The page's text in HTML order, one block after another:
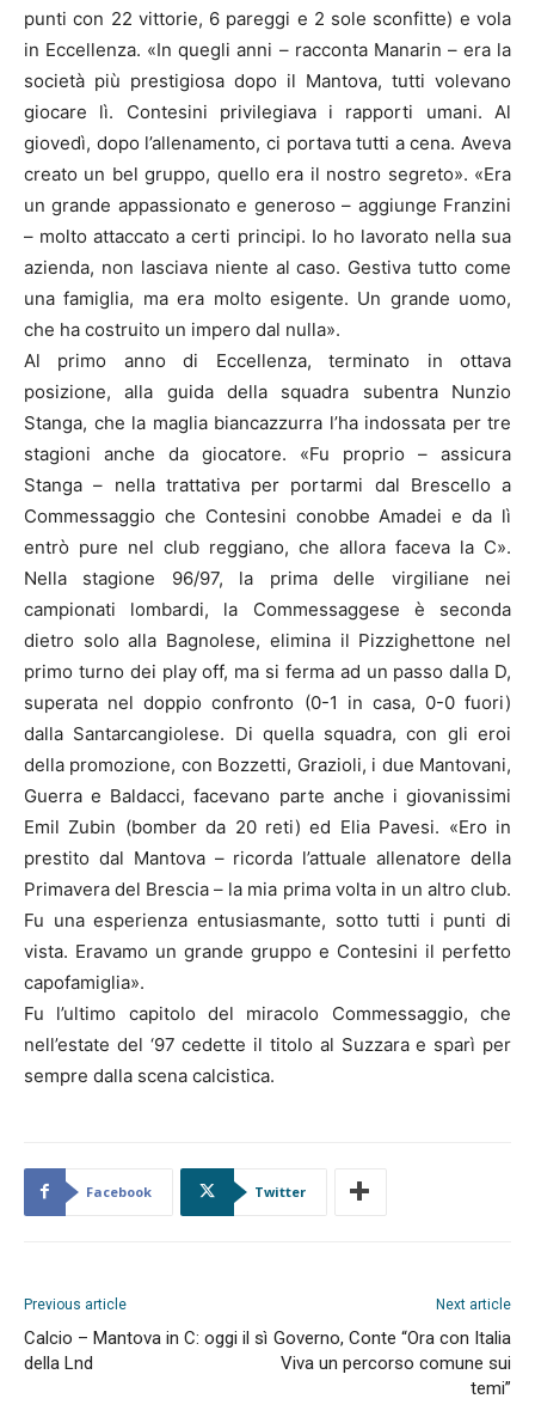
punti con 22 vittorie, 6 pareggi e 2 sole sconfitte) e vola
in Eccellenza. «In quegli anni – racconta Manarin – era la
società più prestigiosa dopo il Mantova, tutti volevano
giocare lì. Contesini privilegiava i rapporti umani. Al
giovedì, dopo l’allenamento, ci portava tutti a cena. Aveva
creato un bel gruppo, quello era il nostro segreto». «Era
un grande appassionato e generoso – aggiunge Franzini
– molto attaccato a certi principi. Io ho lavorato nella sua
azienda, non lasciava niente al caso. Gestiva tutto come
una famiglia, ma era molto esigente. Un grande uomo,
che ha costruito un impero dal nulla».
Al primo anno di Eccellenza, terminato in ottava
posizione, alla guida della squadra subentra Nunzio
Stanga, che la maglia biancazzurra l’ha indossata per tre
stagioni anche da giocatore. «Fu proprio – assicura
Stanga – nella trattativa per portarmi dal Brescello a
Commessaggio che Contesini conobbe Amadei e da lì
entrò pure nel club reggiano, che allora faceva la C».
Nella stagione 96/97, la prima delle virgiliane nei
campionati lombardi, la Commessaggese è seconda
dietro solo alla Bagnolese, elimina il Pizzighettone nel
primo turno dei play off, ma si ferma ad un passo dalla D,
superata nel doppio confronto (0-1 in casa, 0-0 fuori)
dalla Santarcangiolese. Di quella squadra, con gli eroi
della promozione, con Bozzetti, Grazioli, i due Mantovani,
Guerra e Baldacci, facevano parte anche i giovanissimi
Emil Zubin (bomber da 20 reti) ed Elia Pavesi. «Ero in
prestito dal Mantova – ricorda l’attuale allenatore della
Primavera del Brescia – la mia prima volta in un altro club.
Fu una esperienza entusiasmante, sotto tutti i punti di
vista. Eravamo un grande gruppo e Contesini il perfetto
capofamiglia».
Fu l’ultimo capitolo del miracolo Commessaggio, che
nell’estate del ‘97 cedette il titolo al Suzzara e sparì per
sempre dalla scena calcistica.
Facebook Twitter
Previous article
Calcio – Mantova in C: oggi il sì
della Lnd
Next article
Governo, Conte “Ora con Italia
Viva un percorso comune sui
temi”